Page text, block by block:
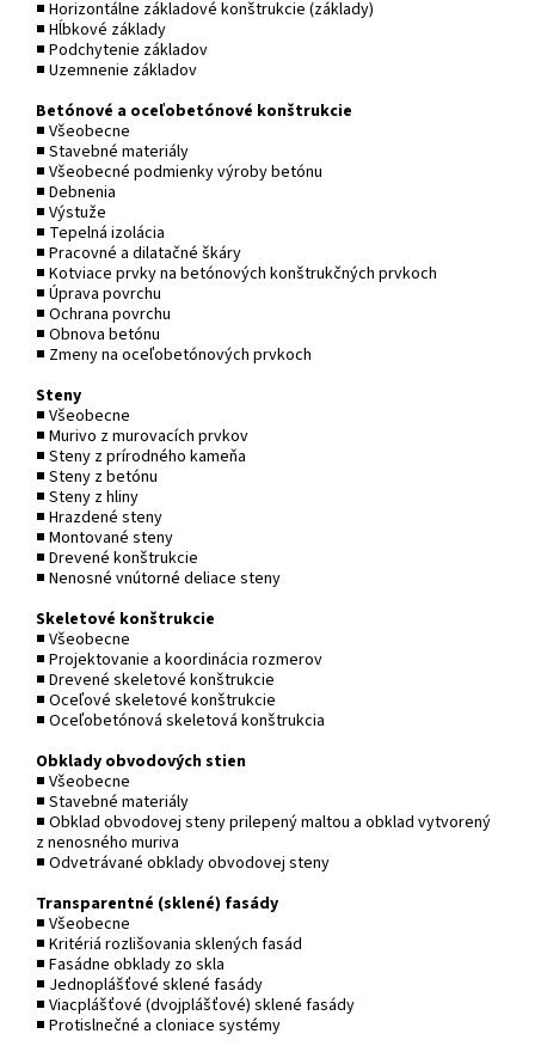
■ Horizontálne základové konštrukcie (základy)
■ Hĺbkové základy
■ Podchytenie základov
■ Uzemnenie základov
Betónové a oceľobetónové konštrukcie
■ Všeobecne
■ Stavebné materiály
■ Všeobecné podmienky výroby betónu
■ Debnenia
■ Výstuže
■ Tepelná izolácia
■ Pracovné a dilatačné škáry
■ Kotviace prvky na betónových konštrukčných prvkoch
■ Úprava povrchu
■ Ochrana povrchu
■ Obnova betónu
■ Zmeny na oceľobetónových prvkoch
Steny
■ Všeobecne
■ Murivo z murovacích prvkov
■ Steny z prírodného kameňa
■ Steny z betónu
■ Steny z hliny
■ Hrazdené steny
■ Montované steny
■ Drevené konštrukcie
■ Nenosné vnútorné deliace steny
Skeletové konštrukcie
■ Všeobecne
■ Projektovanie a koordinácia rozmerov
■ Drevené skeletové konštrukcie
■ Oceľové skeletové konštrukcie
■ Oceľobetónová skeletová konštrukcia
Obklady obvodových stien
■ Všeobecne
■ Stavebné materiály
■ Obklad obvodovej steny prilepený maltou a obklad vytvorený
z nenosného muriva
■ Odvetrávané obklady obvodovej steny
Transparentné (sklené) fasády
■ Všeobecne
■ Kritériá rozlišovania sklených fasád
■ Fasádne obklady zo skla
■ Jednoplášťové sklené fasády
■ Viacplášťové (dvojplášťové) sklené fasády
■ Protislnečné a cloniace systémy